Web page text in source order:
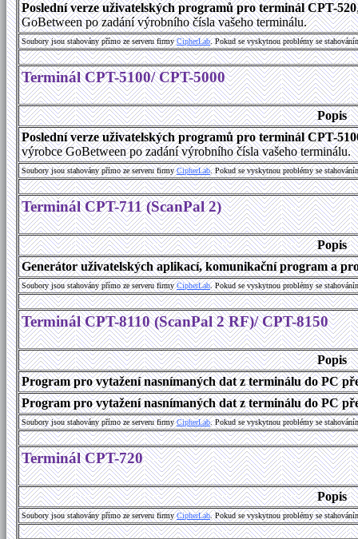
Poslední verze uživatelských programů pro terminál CPT-520
GoBetween po zadání výrobního čísla vašeho terminálu.
Soubory jsou stahovány přímo ze serveru firmyCipherLab. Pokud se vyskytnou problémy se
Terminál CPT-5100/ CPT-5000
Popis
Poslední verze uživatelských programů pro terminál CPT-
výrobce GoBetween po zadání výrobního čísla vašeho terminálu.
Soubory jsou stahovány přímo ze serveru firmyCipherLab. Pokud se vyskytnou problémy se
Terminál CPT-711 (ScanPal 2)
Popis
Generátor uživatelských aplikací, komunikační program a
Soubory jsou stahovány přímo ze serveru firmyCipherLab. Pokud se vyskytnou problémy se
Terminál CPT-8110 (ScanPal 2 RF)/ CPT-8150
Popis
Program pro vytažení nasnímaných dat z terminálu do PC
Program pro vytažení nasnímaných dat z terminálu do PC
Soubory jsou stahovány přímo ze serveru firmyCipherLab. Pokud se vyskytnou problémy se
Terminál CPT-720
Popis
Soubory jsou stahovány přímo ze serveru firmyCipherLab. Pokud se vyskytnou problémy se